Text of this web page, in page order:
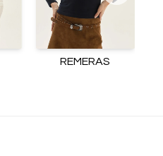
REMERAS